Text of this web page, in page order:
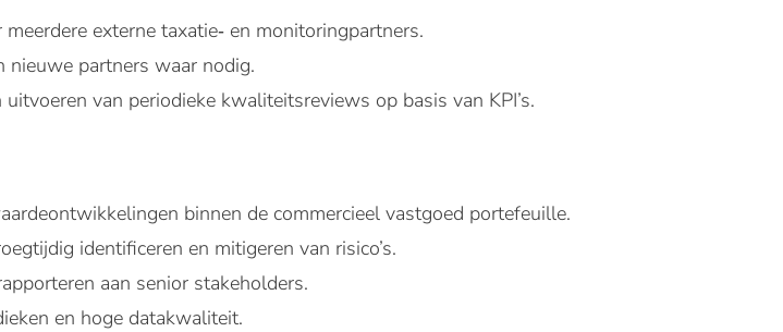
externe taxatie‑ en monitoringpartners.
nieuwe partners waar nodig.
van periodieke kwaliteitsreviews op basis van KPI’s.
binnen de commercieel vastgoed portefeuille.
identificeren en mitigeren van risico’s.
aan senior stakeholders.
en hoge datakwaliteit.